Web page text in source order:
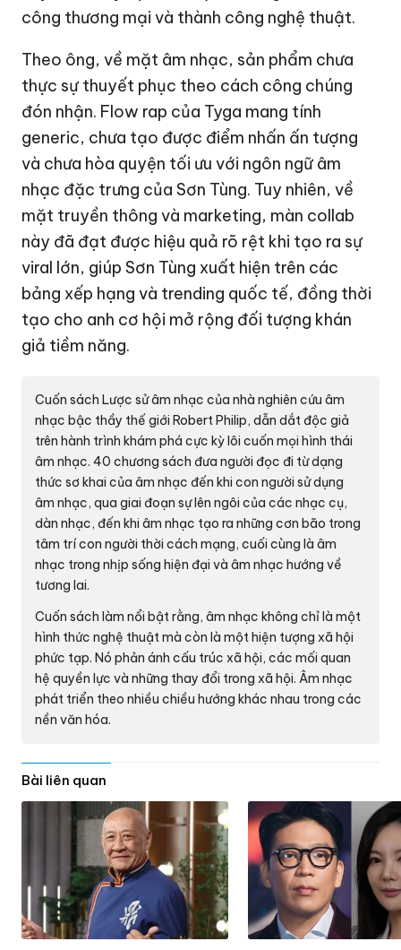
công thương mại và thành công nghệ thuật.
Theo ông, về mặt âm nhạc, sản phẩm chưa
thực sự thuyết phục theo cách công chúng
đón nhận. Flow rap của Tyga mang tính
generic, chưa tạo được điểm nhấn ấn tượng
và chưa hòa quyện tối ưu với ngôn ngữ âm
nhạc đặc trưng của Sơn Tùng. Tuy nhiên, về
mặt truyền thông và marketing, màn collab
này đã đạt được hiệu quả rõ rệt khi tạo ra sự
viral lớn, giúp Sơn Tùng xuất hiện trên các
bảng xếp hạng và trending quốc tế, đồng thời
tạo cho anh cơ hội mở rộng đối tượng khán
giả tiềm năng.
Cuốn sách Lược sử âm nhạc của nhà nghiên cứu âm
nhạc bậc thầy thế giới Robert Philip, dẫn dắt độc giả
trên hành trình khám phá cực kỳ lôi cuốn mọi hình thái
âm nhạc. 40 chương sách đưa người đọc đi từ dạng
thức sơ khai của âm nhạc đến khi con người sử dụng
âm nhạc, qua giai đoạn sự lên ngôi của các nhạc cụ,
dàn nhạc, đến khi âm nhạc tạo ra những cơn bão trong
tâm trí con người thời cách mạng, cuối cùng là âm
nhạc trong nhịp sống hiện đại và âm nhạc hướng về
tương lai.
Cuốn sách làm nổi bật rằng, âm nhạc không chỉ là một
hình thức nghệ thuật mà còn là một hiện tượng xã hội
phức tạp. Nó phản ánh cấu trúc xã hội, các mối quan
hệ quyền lực và những thay đổi trong xã hội. Âm nhạc
phát triển theo nhiều chiều hướng khác nhau trong các
nền văn hóa.
Bài liên quan